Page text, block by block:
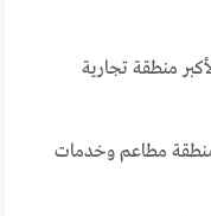
منطقة تجارية
مطاعم وخدمات